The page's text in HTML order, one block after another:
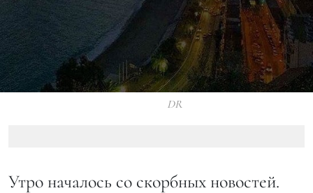
DR
Утро началось со скорбных новостей.